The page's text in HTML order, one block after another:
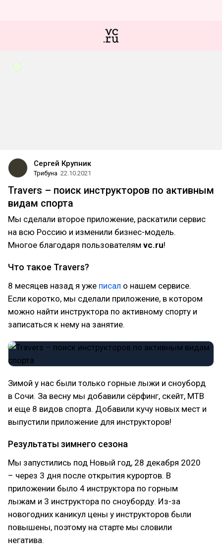
Сергей Крупник
Трибуна 22.10.2021
Travers – поиск инструкторов по активным
видам спорта
Мы сделали второе приложение, раскатили сервис
на всю Россию и изменили бизнес-модель.
Многое благодаря пользователям vc.ru!
Что такое Travers?
8 месяцев назад я уже писал о нашем сервисе.
Если коротко, мы сделали приложение, в котором
можно найти инструктора по активному спорту и
записаться к нему на занятие.
Зимой у нас были только горные лыжи и сноуборд
в Сочи. За весну мы добавили сёрфинг, скейт, MTB
и еще 8 видов спорта. Добавили кучу новых мест и
выпустили приложение для инструкторов!
Результаты зимнего сезона
Мы запустились под Новый год, 28 декабря 2020
– через 3 дня после открытия курортов. В
приложении было 4 инструктора по горным
лыжам и 3 инструктора по сноуборду. Из-за
новогодних каникул цены у инструкторов были
повышены, поэтому на старте мы словили
негатива.